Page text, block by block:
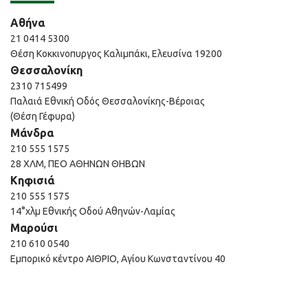
Αθήνα
21 0414 5300
Θέση Κοκκινοπυργος Καλιμπάκι, Ελευσίνα 19200
Θεσσαλονίκη
2310 715499
Παλαιά Εθνική Οδός Θεσσαλονίκης-Βέροιας
(Θέση Γέφυρα)
Μάνδρα
210 555 1575
28 ΧΛΜ, ΠΕΟ ΑΘΗΝΩΝ ΘΗΒΩΝ
Κηφισιά
210 555 1575
14°χλμ Εθνικής Οδού Αθηνών-Λαμίας
Μαρούσι
210 610 0540
Εμπορικό κέντρο ΑΙΘΡΙΟ, Αγίου Κωνσταντίνου 40